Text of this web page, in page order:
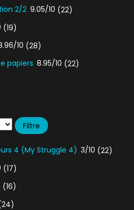
2/2 9.05/10 (22)
(19)
10 (28)
papiers 8.95/10 (22)
4 (My Struggle 4) 3/10 (22)
(17)
(16)